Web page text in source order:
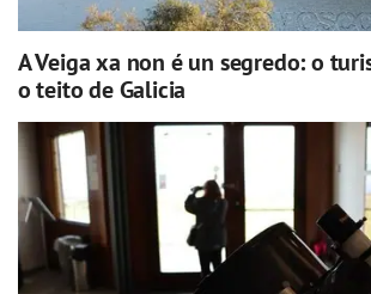
A Veiga xa non é un segredo: o
o teito de Galicia